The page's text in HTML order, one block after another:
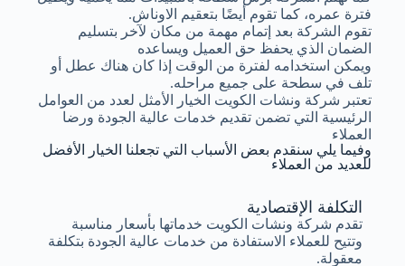
فترة عمره، كما تقوم أيضًا بتعقيم الاوناش.
تقوم الشركة بعد إتمام مهمة من مكان لآخر بتسليم
الضمان الذي يحفظ حق العميل ويساعده
ويمكن استخدامه لفترة من الوقت إذا كان هناك عطل أو
تلف في سطحة على جميع مراحله.
تعتبر شركة ونشات الكويت الخيار الأمثل لعدد من العوامل
الرئيسية التي تضمن تقديم خدمات عالية الجودة ورضا
العملاء
وفيما يلي سنقدم بعض الأسباب التي تجعلنا الخيار الأفضل
للعديد من العملاء
التكلفة الإقتصادية
تقدم شركة ونشات الكويت خدماتها بأسعار مناسبة
وتتيح للعملاء الاستفادة من خدمات عالية الجودة بتكلفة
معقولة.